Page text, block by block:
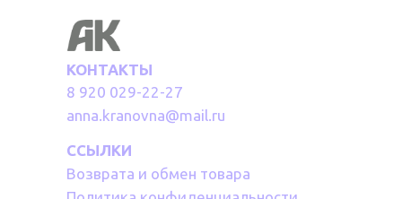
КОНТАКТЫ
8 920 029-22-27
anna.kranovna@mail.ru
ССЫЛКИ
Возврата и обмен товара